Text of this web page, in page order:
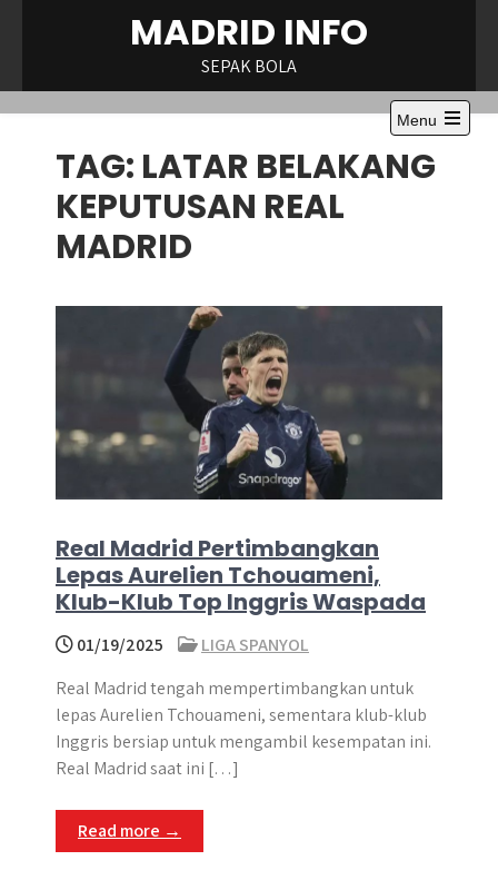
MADRID INFO
SEPAK BOLA
Menu
Open
the
main
TAG: LATAR BELAKANG
KEPUTUSAN REAL
MADRID
Real Madrid Pertimbangkan
Lepas Aurelien Tchouameni,
Klub-Klub Top Inggris Waspada
01/19/2025
LIGA SPANYOL
Real Madrid tengah mempertimbangkan untuk
lepas Aurelien Tchouameni, sementara klub-klub
Inggris bersiap untuk mengambil kesempatan ini.
Real Madrid saat ini […]
Read more →